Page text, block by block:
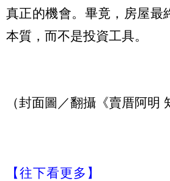
真正的機會。畢竟，房屋最
本質，而不是投資工具。
（封面圖／翻攝《賣厝阿明
【往下看更多】